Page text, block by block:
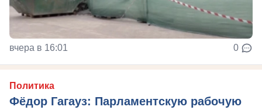
вчера в 16:01 0
Политика
Фёдор Гагауз: Парламентскую рабочую